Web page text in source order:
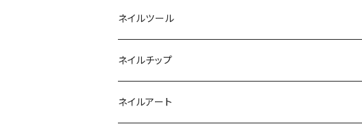
カラージェル
ベーシックカラージェル
マグネットジェル
マグネット
その他
クリーナー
アセトン
エタノール
ネイルツール
ネイルチップ
ノーマルチップ
ネイルアート